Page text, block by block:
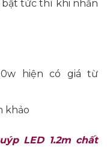
bật tức thì khi nhấn
hiện có giá từ
khảo
LED 1.2m chất